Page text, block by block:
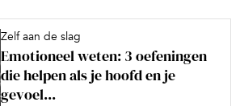
Zelf aan de slag
Emotioneel weten: 3 oefeningen
die helpen als je hoofd en je
gevoel...